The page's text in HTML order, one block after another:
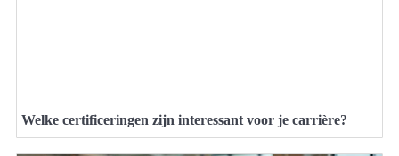
Welke certificeringen zijn interessant voor je carrière?